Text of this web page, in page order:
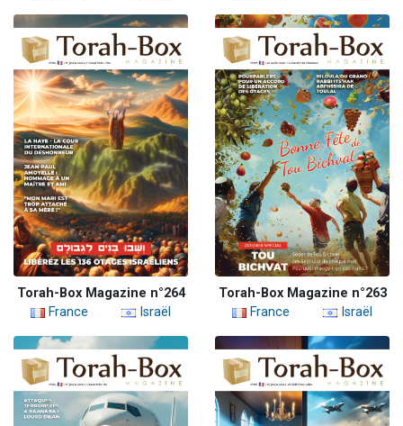
Torah-Box Magazine n°264
France
Israël
Torah-Box Magazine n°263
France
Israël